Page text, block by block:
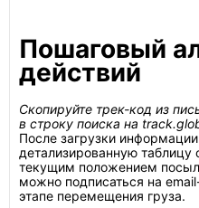
Пошаговый
действий
Скопируйте трек-код из
в строку поиска на
После загрузки
детализированную
текущим положением
можно подписаться на
этапе перемещения груза.